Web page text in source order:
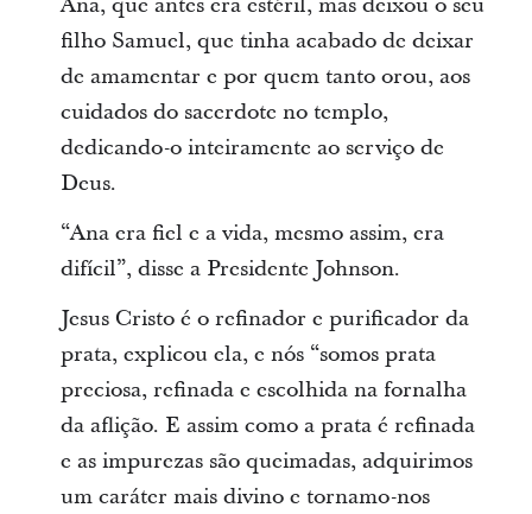
filho Samuel, que tinha acabado de deixar
de amamentar e por quem tanto orou, aos
cuidados do sacerdote no templo,
dedicando-o inteiramente ao serviço de
Deus.
“Ana era fiel e a vida, mesmo assim, era
difícil”, disse a Presidente Johnson.
Jesus Cristo é o refinador e purificador da
prata, explicou ela, e nós “somos prata
preciosa, refinada e escolhida na fornalha
da aflição. E assim como a prata é refinada
e as impurezas são queimadas, adquirimos
um caráter mais divino e tornamo-nos